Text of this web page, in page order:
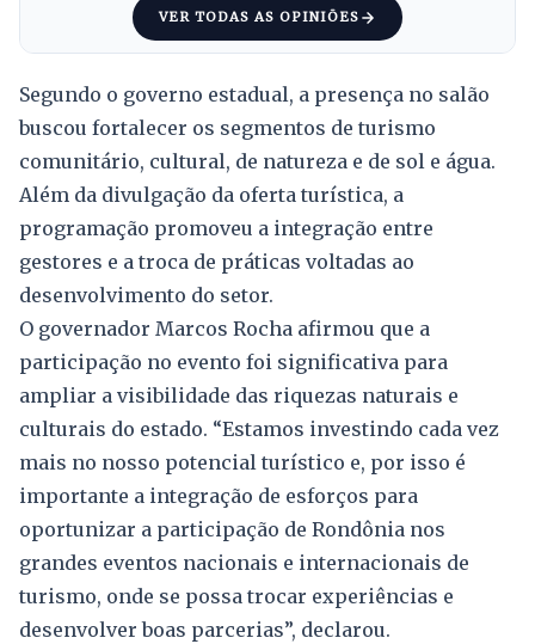
VER TODAS AS OPINIÕES
Segundo o governo estadual, a presença no salão
buscou fortalecer os segmentos de turismo
comunitário, cultural, de natureza e de sol e água.
Além da divulgação da oferta turística, a
programação promoveu a integração entre
gestores e a troca de práticas voltadas ao
desenvolvimento do setor.
O governador Marcos Rocha afirmou que a
participação no evento foi significativa para
ampliar a visibilidade das riquezas naturais e
culturais do estado. “Estamos investindo cada vez
mais no nosso potencial turístico e, por isso é
importante a integração de esforços para
oportunizar a participação de Rondônia nos
grandes eventos nacionais e internacionais de
turismo, onde se possa trocar experiências e
desenvolver boas parcerias”, declarou.